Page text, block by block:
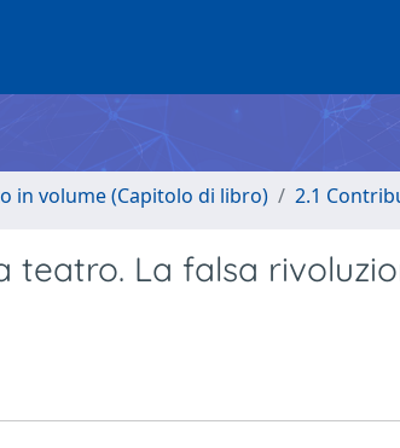
in volume (Capitolo di libro) 2.1
teatro. La falsa